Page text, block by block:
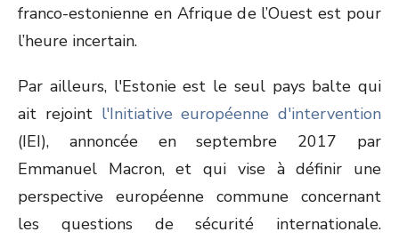
franco-estonienne en Afrique de l’Ouest est pour
l’heure incertain.
Par ailleurs, l'Estonie est le seul pays balte qui
ait rejoint l'Initiative européenne d'intervention
(IEI), annoncée en septembre 2017 par
Emmanuel Macron, et qui vise à définir une
perspective européenne commune concernant
les questions de sécurité internationale.